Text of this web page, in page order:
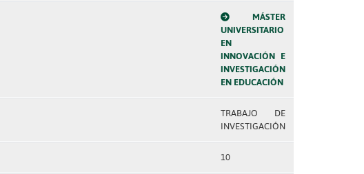
MÁSTER
UNIVERSITARIO
EN
INNOVACIÓN E
INVESTIGACIÓN
EN EDUCACIÓN
TRABAJO DE
INVESTIGACIÓN
10